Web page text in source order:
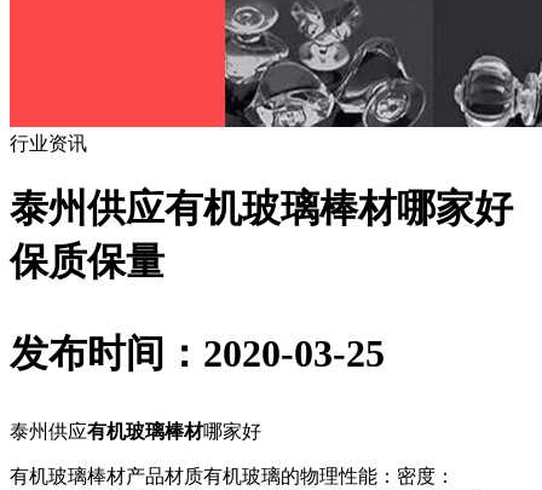
行业资讯
泰州供应有机玻璃棒材哪家好
保质保量
发布时间：2020-03-25
泰州供应有机玻璃棒材哪家好
有机玻璃棒材产品材质有机玻璃的物理性能：密度：